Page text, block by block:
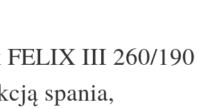
FELIX III 260/190
spania,